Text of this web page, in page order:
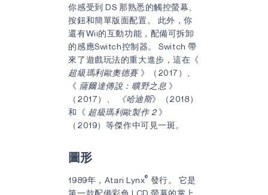
你感受到 DS 那熟悉的觸控螢幕、
按鈕和簡單版面配置。 此外，你
還有Wii的互動功能，配備可拆卸
的感應Switch控制器。 Switch 帶
來了遊戲玩法的重大進步，這在《
超級瑪利歐奧德賽》（2017）、
《 薩爾達傳說：曠野之息 》
（2017）、
《哈迪斯》（2018）
和《 超級瑪利歐製作 2》
（2019）等傑作中可見一斑。
圖形
1989年，Atari Lynx® 發行。 它是
第一款配備彩色 LCD 螢幕的掌上